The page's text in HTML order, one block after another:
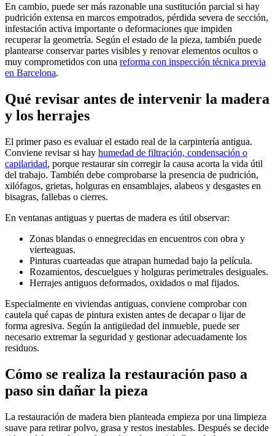
En cambio, puede ser más razonable una sustitución parcial si hay
pudrición extensa en marcos empotrados, pérdida severa de sección,
infestación activa importante o deformaciones que impiden
recuperar la geometría. Según el estado de la pieza, también puede
plantearse conservar partes visibles y renovar elementos ocultos o
muy comprometidos con una reforma con inspección técnica previa
en Barcelona.
Qué revisar antes de intervenir la madera
y los herrajes
El primer paso es evaluar el estado real de la carpintería antigua.
Conviene revisar si hay humedad de filtración, condensación o
capilaridad, porque restaurar sin corregir la causa acorta la vida útil
del trabajo. También debe comprobarse la presencia de pudrición,
xilófagos, grietas, holguras en ensamblajes, alabeos y desgastes en
bisagras, fallebas o cierres.
En ventanas antiguas y puertas de madera es útil observar:
Zonas blandas o ennegrecidas en encuentros con obra y
vierteaguas.
Pinturas cuarteadas que atrapan humedad bajo la película.
Rozamientos, descuelgues y holguras perimetrales desiguales.
Herrajes antiguos deformados, oxidados o mal fijados.
Especialmente en viviendas antiguas, conviene comprobar con
cautela qué capas de pintura existen antes de decapar o lijar de
forma agresiva. Según la antigüedad del inmueble, puede ser
necesario extremar la seguridad y gestionar adecuadamente los
residuos.
Cómo se realiza la restauración paso a
paso sin dañar la pieza
La restauración de madera bien planteada empieza por una limpieza
suave para retirar polvo, grasa y restos inestables. Después se decide